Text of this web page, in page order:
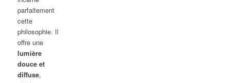
parfaitement
cette
philosophie. Il
offre une
lumière
douce et
diffuse,